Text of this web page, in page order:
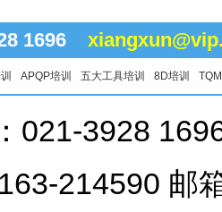
1696
APQP培训 五大工具培训 8D培训
021-3928
214590 邮